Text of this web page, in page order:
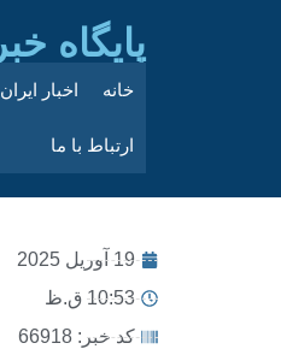
پایگاه
خانه اخبار
ارتباط با ما
19 آوریل 2025
10:53 ق.ظ
کد خبر: 66918